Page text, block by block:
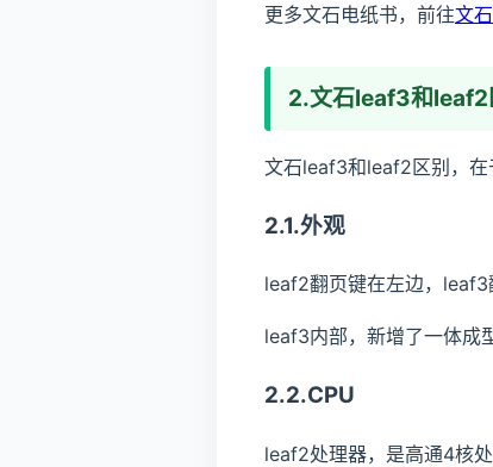
更多文石电纸书，前往文
2.文石leaf3和leaf2
文石leaf3和leaf2区别，在
2.1.外观
leaf2翻页键在左边，leaf3
leaf3内部，新增了一体成
2.2.CPU
leaf2处理器，是高通4核